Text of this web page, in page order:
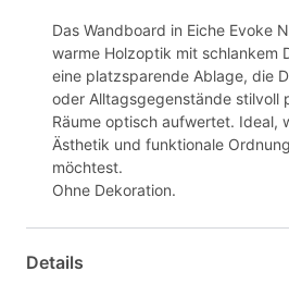
Das Wandboard in Eiche Evoke
warme Holzoptik mit schlankem
eine platzsparende Ablage, die
oder Alltagsgegenstände stilvoll
Räume optisch aufwertet. Ideal,
Ästhetik und funktionale
möchtest.
Ohne Dekoration.
Details